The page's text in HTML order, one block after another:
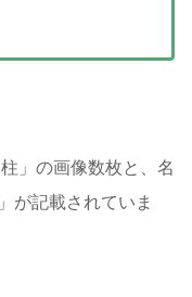
」の画像数枚と、名
」が記載されていま